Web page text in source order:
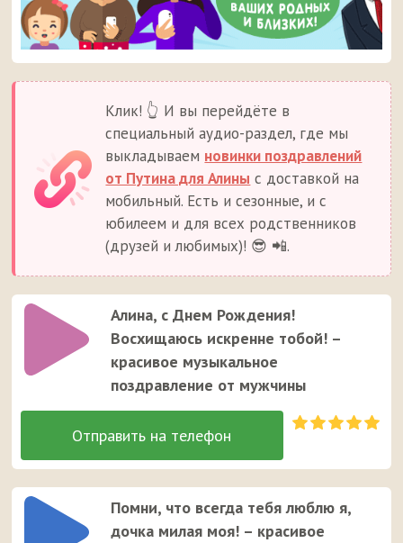
Клик! 👆 И вы перейдёте в
специальный аудио-раздел, где мы
выкладываем новинки поздравлений
от Путина для Алины с доставкой на
мобильный. Есть и сезонные, и с
юбилеем и для всех родственников
(друзей и любимых)! 😎 📲.
Алина, с Днем Рождения!
Восхищаюсь искренне тобой! –
красивое музыкальное
поздравление от мужчины
Помни, что всегда тебя люблю я,
дочка милая моя! – красивое